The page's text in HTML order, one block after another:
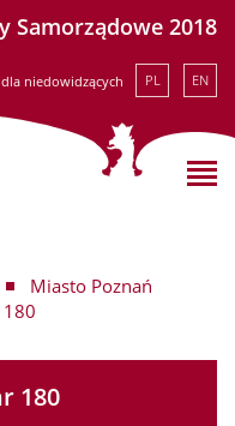
Samorządowe 2018
niedowidzących PL EN
Miasto Poznań
180